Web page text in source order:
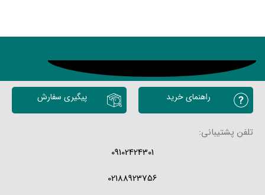
محصولات مشابه
راهنمای خرید پیگیری سفارش
تلفن پشتیبانی:
09102424301
02188923756